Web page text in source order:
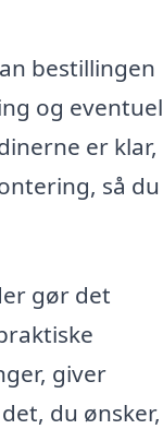
bestillingen
og eventuel
er klar,
så du
gør det
giver
du ønsker,